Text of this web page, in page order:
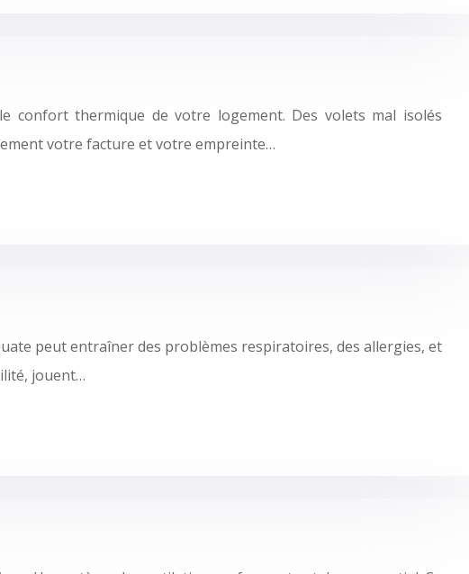
confort thermique de votre logement. Des volets mal isolés
votre facture et votre empreinte…
peut entraîner des problèmes respiratoires, des allergies, et
jouent…